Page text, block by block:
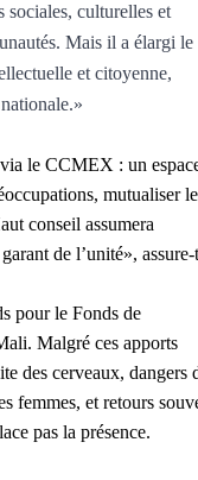
sociales, culturelles et
Mais il a élargi le
et citoyenne,
le CCMEX : un
mutualiser
conseil assumera
de l’unité»,
pour le Fonds de
Malgré ces apports
des cerveaux, dangers
femmes, et retours
pas la présence.